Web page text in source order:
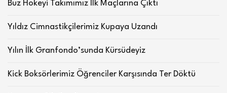
Buz Hokeyi Takımımız İlk Maçlarına Çıktı
Yıldız Cimnastikçilerimiz Kupaya Uzandı
Yılın İlk Granfondo’sunda Kürsüdeyiz
Kick Boksörlerimiz Öğrenciler Karşısında Ter Döktü